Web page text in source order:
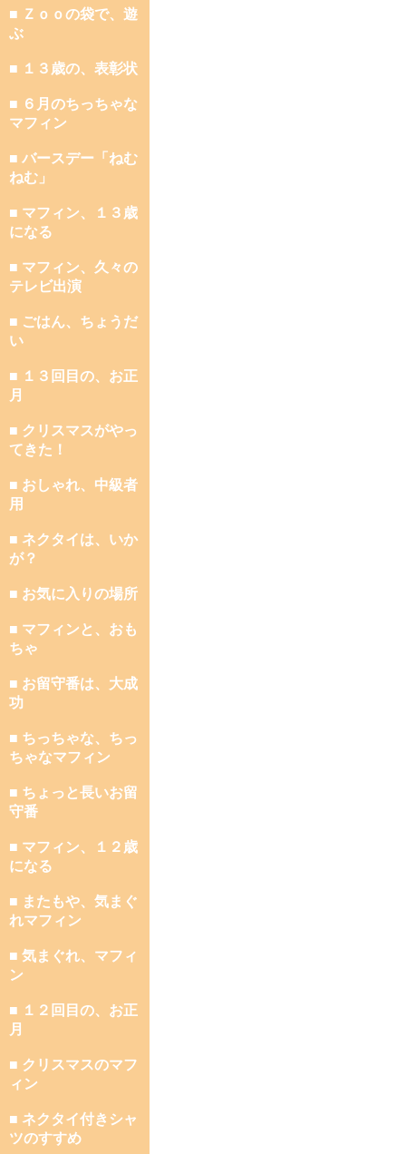
■ Ｚｏｏの袋で、遊
ぶ
■ １３歳の、表彰状
■ ６月のちっちゃな
マフィン
■ バースデー「ねむ
ねむ」
■ マフィン、１３歳
になる
■ マフィン、久々の
テレビ出演
■ ごはん、ちょうだ
い
■ １３回目の、お正
月
■ クリスマスがやっ
てきた！
■ おしゃれ、中級者
用
■ ネクタイは、いか
が？
■ お気に入りの場所
■ マフィンと、おも
ちゃ
■ お留守番は、大成
功
■ ちっちゃな、ちっ
ちゃなマフィン
■ ちょっと長いお留
守番
■ マフィン、１２歳
になる
■ またもや、気まぐ
れマフィン
■ 気まぐれ、マフィ
ン
■ １２回目の、お正
月
■ クリスマスのマフ
ィン
■ ネクタイ付きシャ
ツのすすめ